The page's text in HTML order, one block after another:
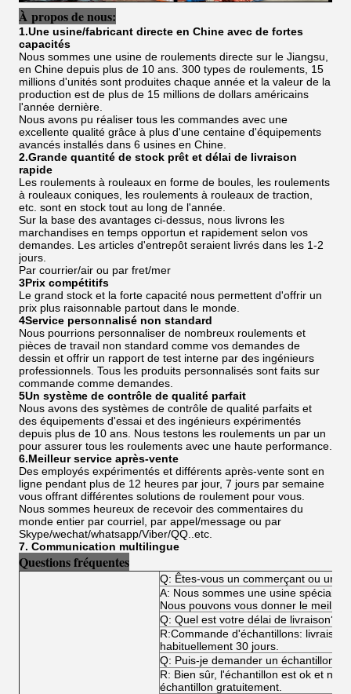
À propos de nous:
1.Une usine/fabricant directe en Chine avec de fortes
capacités
Nous sommes une usine de roulements directe sur le Jiangsu,
en Chine depuis plus de 10 ans. 300 types de roulements, 15
millions d'unités sont produites chaque année et la valeur de la
production est de plus de 15 millions de dollars américains
l'année dernière.
Nous avons pu réaliser tous les commandes avec une
excellente qualité grâce à plus d'une centaine d'équipements
avancés installés dans 6 usines en Chine.
2.Grande quantité de stock prêt et délai de livraison
rapide
Les roulements à rouleaux en forme de boules, les roulements
à rouleaux coniques, les roulements à rouleaux de traction,
etc. sont en stock tout au long de l'année.
Sur la base des avantages ci-dessus, nous livrons les
marchandises en temps opportun et rapidement selon vos
demandes. Les articles d'entrepôt seraient livrés dans les 1-2
jours.
Par courrier/air ou par fret/mer
3Prix compétitifs
Le grand stock et la forte capacité nous permettent d'offrir un
prix plus raisonnable partout dans le monde.
4Service personnalisé non standard
Nous pourrions personnaliser de nombreux roulements et
pièces de travail non standard comme vos demandes de
dessin et offrir un rapport de test interne par des ingénieurs
professionnels. Tous les produits personnalisés sont faits sur
commande comme demandes.
5Un système de contrôle de qualité parfait
Nous avons des systèmes de contrôle de qualité parfaits et
des équipements d'essai et des ingénieurs expérimentés
depuis plus de 10 ans. Nous testons les roulements un par un
pour assurer tous les roulements avec une haute performance.
6.Meilleur service après-vente
Des employés expérimentés et différents après-vente sont en
ligne pendant plus de 12 heures par jour, 7 jours par semaine
vous offrant différentes solutions de roulement pour vous.
Nous sommes heureux de recevoir des commentaires du
monde entier par courriel, par appel/message ou par
Skype/wechat/whatsapp/Viber/QQ..etc.
7. Communication multilingue
Questions fréquentes
Q: Êtes-vous un commerçant ou un
A: Nous sommes une usine
Nous pouvons vous donner le
Q: Quel est votre délai de livraison?
R:Commande d'échantillons:
habituellement 30 jours.
Q: Puis-je demander un échantillon?
R: Bien sûr, l'échantillon est ok et
échantillon gratuitement.